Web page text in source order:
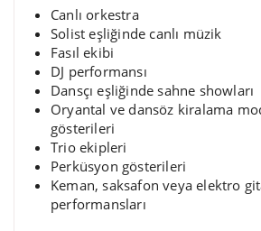
Canlı orkestra
Solist eşliğinde canlı müzik
Fasıl ekibi
DJ performansı
Dansçı eşliğinde sahne showları
Oryantal ve dansöz kiralama
gösterileri
Trio ekipleri
Perküsyon gösterileri
Keman, saksafon veya elektro
performansları